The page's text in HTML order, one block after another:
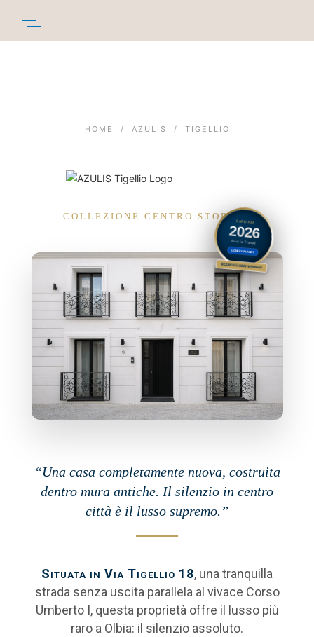
HOME / AZULIS / TIGELLIO
COLLEZIONE CENTRO STORICO
SARDINIA
2026
Best in Travel
LONELY PLANET
BOOKING.COM WINNER
“Una casa completamente nuova, costruita
dentro mura antiche. Il silenzio in centro
città è il lusso supremo.”
Situata in Via Tigellio 18, una tranquilla
strada senza uscita parallela al vivace Corso
Umberto I, questa proprietà offre il lusso più
raro a Olbia: il silenzio assoluto.